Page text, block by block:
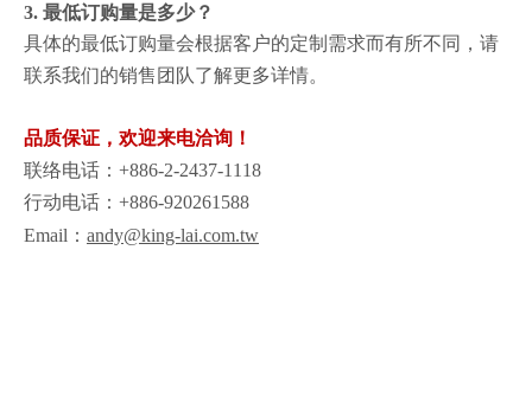
3. 最低订购量是多少？
具体的最低订购量会根据客户的定制需求而有所不同，请
联系我们的销售团队了解更多详情。
品质保证，欢迎来电洽询！
联络电话：+886-2-2437-1118
行动电话：+886-920261588
Email： andy@king-lai.com.tw